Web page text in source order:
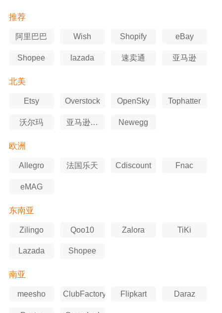
推荐
阿里巴巴 Wish Shopify eBay
Shopee lazada 速卖通 亚马逊
北美
Etsy Overstock OpenSky Tophatter
沃尔玛
亚马逊美
Newegg
欧洲
Allegro 法国乐天 Cdiscount Fnac
eMAG
东南亚
Zilingo Qoo10 Zalora TiKi
Lazada Shopee
南亚
meesho ClubFactory Flipkart Daraz